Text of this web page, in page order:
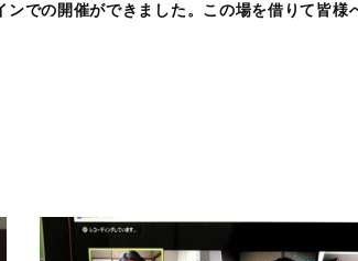
での開催ができました。この場を借りて皆様